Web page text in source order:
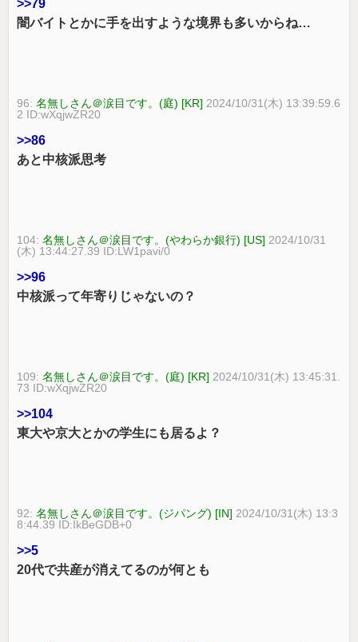
>>79
闇バイトとかに手を出すような境界も多いからね…
96:名無しさん＠涙目です。(庭) [KR] 2024/10/31(木) 13:39:59.6
2 ID:wXqjwZR20
>>86
あと中核派思考
104:名無しさん＠涙目です。(やわらか銀行) [US] 2024/10/31
(木) 13:44:27.39 ID:LW1pavi/0
>>96
中核派って年寄りじゃないの？
109:名無しさん＠涙目です。(庭) [KR] 2024/10/31(木) 13:45:31.
73 ID:wXqjwZR20
>>104
東大や京大とかの学生にも居るよ？
92:名無しさん＠涙目です。(ジパング) [IN] 2024/10/31(木) 13:3
8:44.39 ID:IkBeGDB+0
>>5
20代で共産が消えてるのが何とも